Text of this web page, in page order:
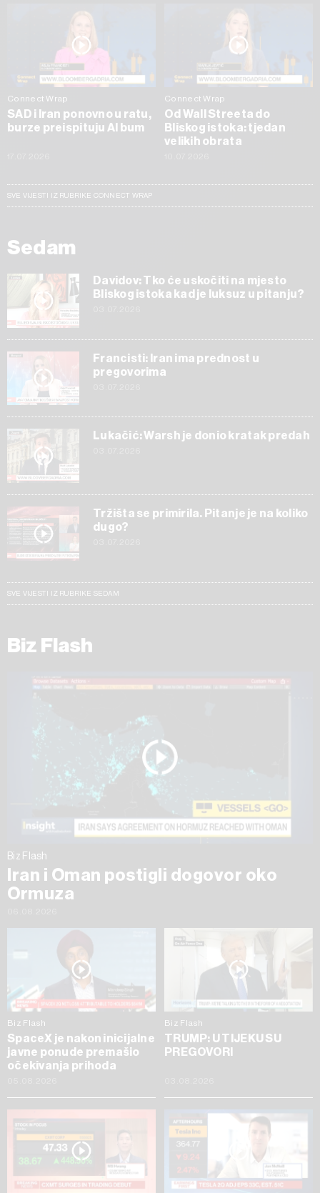
Connect Wrap
SAD i Iran ponovno u ratu,
burze preispituju AI bum
Connect Wrap
Od Wall Streeta do
Bliskog istoka: tjedan
velikih obrata
SVE VIJESTI IZ RUBRIKE CONNECT WRAP
Sedam
Davidov: Tko će uskočiti na mjesto
Bliskog istoka kad je luksuz u pitanju?
Francisti: Iran ima prednost u
pregovorima
Lukačić: Warsh je donio kratak predah
Tržišta se primirila. Pitanje je na koliko
dugo?
SVE VIJESTI IZ RUBRIKE SEDAM
Biz Flash
Biz Flash
Iran i Oman postigli dogovor oko
Ormuza
Biz Flash
SpaceX je nakon inicijalne
javne ponude premašio
očekivanja prihoda
Biz Flash
TRUMP: U TIJEKU SU
PREGOVORI